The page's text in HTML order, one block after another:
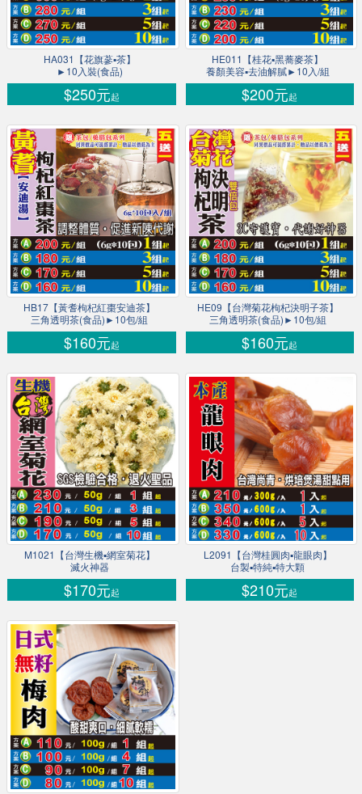
HA031【花旗蔘▪茶】
►10入裝(食品)
$250元起
HE011【桂花▪黑蕎麥茶】
養顏美容▪去油解膩►10入/組
$200元起
HB17【黃耆枸杞紅棗安迪茶】
三角透明茶(食品)►10包/組
$160元起
HE09【台灣菊花枸杞決明子茶】
三角透明茶(食品)►10包/組
$160元起
M1021【台灣生機▪網室菊花】
滅火神器
$170元起
L2091【台灣桂圓肉▪龍眼肉】
台製▪特純▪特大顆
$210元起